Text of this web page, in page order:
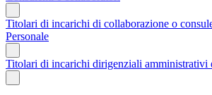
Titolari di incarichi di collaborazione o
Personale
Titolari di incarichi dirigenziali amministrativi